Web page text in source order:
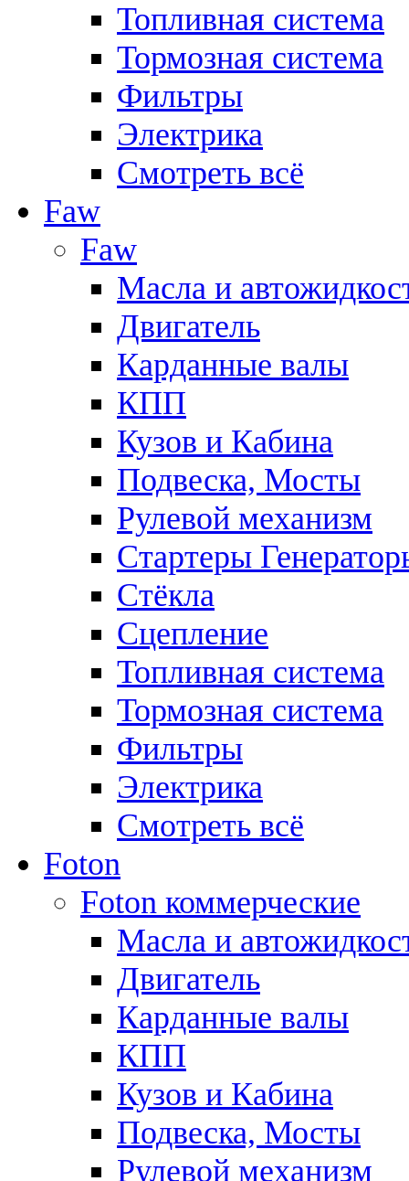
Топливная система
Тормозная система
Фильтры
Электрика
Смотреть всё
Faw
Faw
Масла и
Двигатель
Карданные валы
КПП
Кузов и Кабина
Подвеска, Мосты
Рулевой механизм
Стартеры
Стёкла
Сцепление
Топливная система
Тормозная система
Фильтры
Электрика
Смотреть всё
Foton
Foton коммерческие
Масла и
Двигатель
Карданные валы
КПП
Кузов и Кабина
Подвеска, Мосты
Рулевой механизм